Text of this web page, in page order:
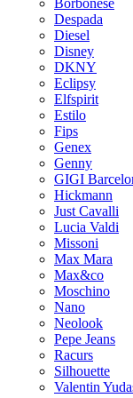
Borbonese
Despada
Diesel
Disney
DKNY
Eclipsy
Elfspirit
Estilo
Fips
Genex
Genny
GIGI
Hickmann
Just Cavalli
Lucia Valdi
Missoni
Max Mara
Max&co
Moschino
Nano
Neolook
Pepe Jeans
Racurs
Silhouette
Valentin